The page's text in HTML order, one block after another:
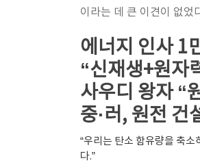
이라는 데 큰 이견이 없었
에너지 인사 1
“신재생+원자
사우디 왕자 “
중·러, 원전 건
“우리는 탄소 함유량을 축
다.”